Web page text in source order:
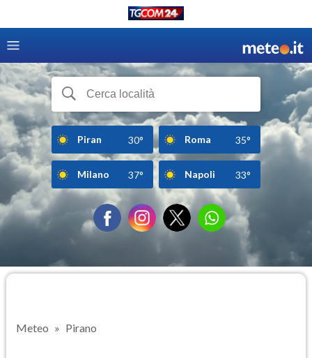
Piran 30° Roma 35°
Milano 37° Napoli 33°
Meteo Pirano